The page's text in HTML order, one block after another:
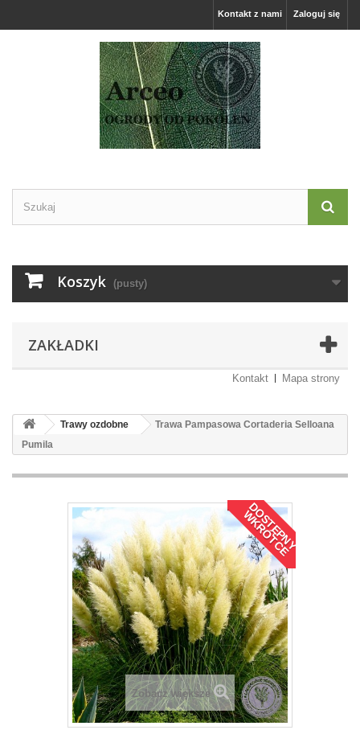
Zaloguj się
Kontakt z nami
Koszyk (pusty)
ZAKŁADKI
Kontakt Mapa strony
Trawy ozdobne
Trawa Pampasowa Cortaderia Selloana
Pumila
D
O
S
T
Ę
P
N
Y
W
K
R
Ó
T
C
E
Zobacz większe